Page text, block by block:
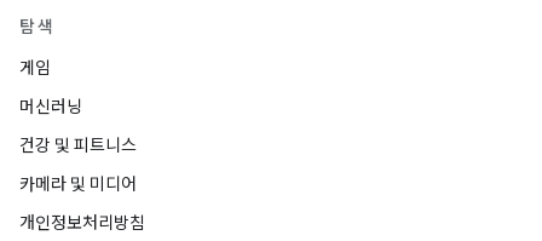
탐색
게임
머신러닝
건강 및 피트니스
카메라 및 미디어
개인정보처리방침